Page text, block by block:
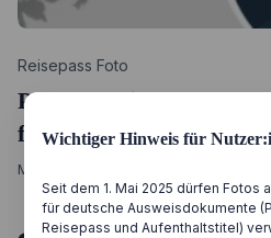
Category
Reisepass Foto
Passfoto-Hintergrund
funktioniert’s
Published
März 8, 2022
Wichtiger Hinweis für
Seit dem 1. Mai 2025 dürfen Fotos
für deutsche Ausweisdokumente
Reisepass und Aufenthaltstitel)